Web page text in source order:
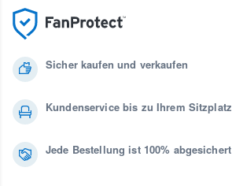
Sicher kaufen und verkaufen
Kundenservice bis zu Ihrem Sitzplatz
Jede Bestellung ist 100% abgesichert